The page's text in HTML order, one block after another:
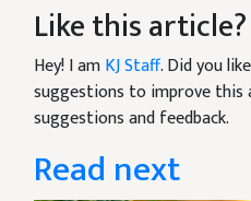
Like this article?
Hey! I amKJ Staff. Did you
suggestions to improve this
suggestions and feedback.
Read next